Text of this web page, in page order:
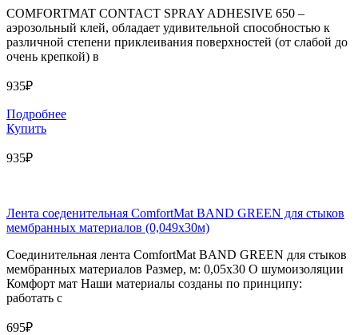
COMFORTMAT CONTACT SPRAY ADHESIVE 650 –
аэрозольный клей, обладает удивительной способностью к
различной степени приклеивания поверхностей (от слабой до
очень крепкой) в
935₽
Подробнее
Купить
935₽
Лента соеденительная ComfortMat BAND GREEN для стыков
мембранных материалов (0,049х30м)
Соединительная лента ComfortMat BAND GREEN для стыков
мембранных материалов Размер, м: 0,05х30 О шумоизоляции
Комфорт мат Наши материалы созданы по принципу:
работать с
695₽